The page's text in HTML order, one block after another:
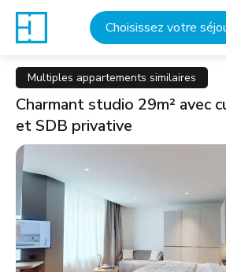
Choisissez votre
Multiples appartements similaires
Charmant studio 29m² avec
et SDB privative